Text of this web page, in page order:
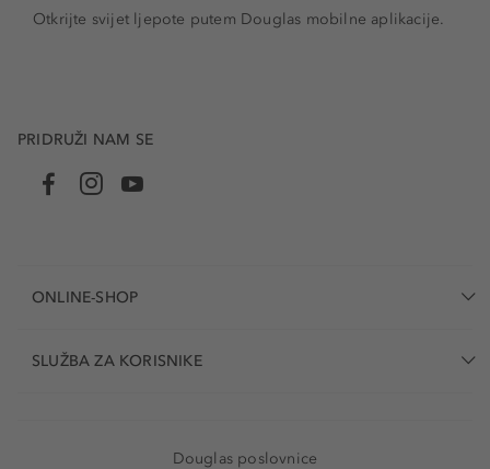
Otkrijte svijet ljepote putem Douglas mobilne aplikacije.
PRIDRUŽI NAM SE
ONLINE-SHOP
SLUŽBA ZA KORISNIKE
Douglas poslovnice